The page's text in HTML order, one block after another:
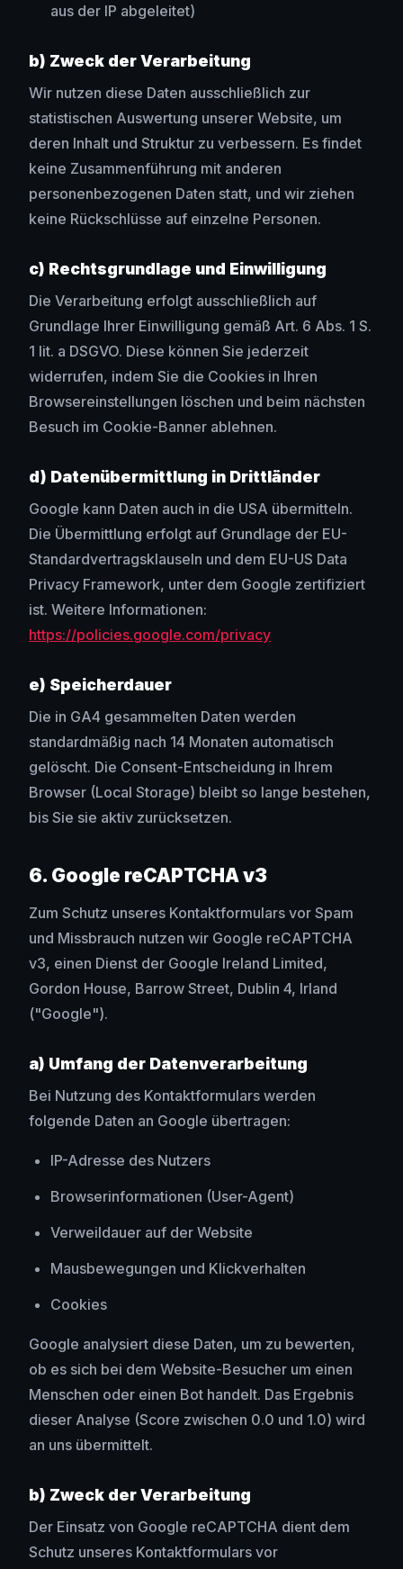
aus der IP abgeleitet)
b) Zweck der Verarbeitung
Wir nutzen diese Daten ausschließlich zur
statistischen Auswertung unserer Website, um
deren Inhalt und Struktur zu verbessern. Es findet
keine Zusammenführung mit anderen
personenbezogenen Daten statt, und wir ziehen
keine Rückschlüsse auf einzelne Personen.
c) Rechtsgrundlage und Einwilligung
Die Verarbeitung erfolgt ausschließlich auf
Grundlage Ihrer Einwilligung gemäß Art. 6 Abs. 1 S.
1 lit. a DSGVO. Diese können Sie jederzeit
widerrufen, indem Sie die Cookies in Ihren
Browsereinstellungen löschen und beim nächsten
Besuch im Cookie-Banner ablehnen.
d) Datenübermittlung in Drittländer
Google kann Daten auch in die USA übermitteln.
Die Übermittlung erfolgt auf Grundlage der EU-
Standardvertragsklauseln und dem EU-US Data
Privacy Framework, unter dem Google zertifiziert
ist. Weitere Informationen:
https://policies.google.com/privacy
e) Speicherdauer
Die in GA4 gesammelten Daten werden
standardmäßig nach 14 Monaten automatisch
gelöscht. Die Consent-Entscheidung in Ihrem
Browser (Local Storage) bleibt so lange bestehen,
bis Sie sie aktiv zurücksetzen.
6. Google reCAPTCHA v3
Zum Schutz unseres Kontaktformulars vor Spam
und Missbrauch nutzen wir Google reCAPTCHA
v3, einen Dienst der Google Ireland Limited,
Gordon House, Barrow Street, Dublin 4, Irland
("Google").
a) Umfang der Datenverarbeitung
Bei Nutzung des Kontaktformulars werden
folgende Daten an Google übertragen:
IP-Adresse des Nutzers
Browserinformationen (User-Agent)
Verweildauer auf der Website
Mausbewegungen und Klickverhalten
Cookies
Google analysiert diese Daten, um zu bewerten,
ob es sich bei dem Website-Besucher um einen
Menschen oder einen Bot handelt. Das Ergebnis
dieser Analyse (Score zwischen 0.0 und 1.0) wird
an uns übermittelt.
b) Zweck der Verarbeitung
Der Einsatz von Google reCAPTCHA dient dem
Schutz unseres Kontaktformulars vor